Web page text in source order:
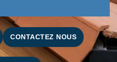
CONTACTEZ NOUS